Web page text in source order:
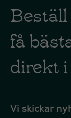
få
direkt
Vi skickar